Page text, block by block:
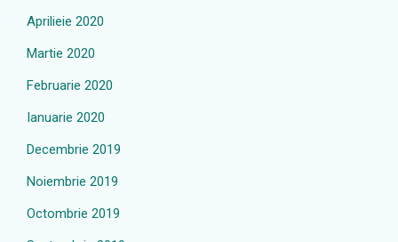
Aprilieie 2020
Martie 2020
Februarie 2020
Ianuarie 2020
Decembrie 2019
Noiembrie 2019
Octombrie 2019